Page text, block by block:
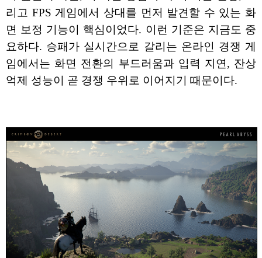
리고 FPS 게임에서 상대를 먼저 발견할 수 있는 화
면 보정 기능이 핵심이었다. 이런 기준은 지금도 중
요하다. 승패가 실시간으로 갈리는 온라인 경쟁 게
임에서는 화면 전환의 부드러움과 입력 지연, 잔상
억제 성능이 곧 경쟁 우위로 이어지기 때문이다.